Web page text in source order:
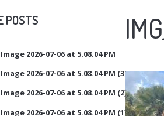
POSTS
2026-07-06 at 5.08.04 PM
2026-07-06 at 5.08.04 PM (3)
2026-07-06 at 5.08.04 PM (2)
2026-07-06 at 5.08.04 PM (1)